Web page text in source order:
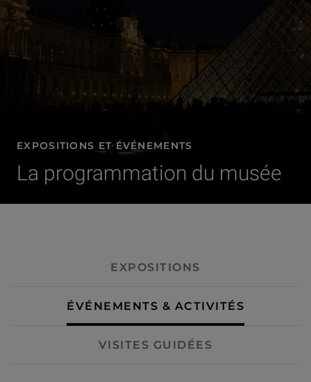
EXPOSITIONS ET ÉVÉNEMENTS
La programmation du musée
EXPOSITIONS
ÉVÉNEMENTS & ACTIVITÉS
VISITES GUIDÉES